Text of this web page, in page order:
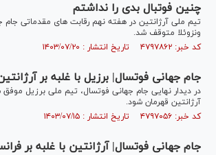
چنین فوتبال بدی را نداشتم
ونزوئلا متوقف شد.
کد خبر: ۴۷۹۷۸۶۲ تاریخ انتشار : ۱۴۰۳/۰۷/۲۰
جام جهانی فوتسال| برزیل با غلبه بر
در دیدار نهایی جام جهانی فوتسال، تیم ملی برزیل موفق
آرژانتین قهرمان شود.
کد خبر: ۴۷۹۷۰۵۶ تاریخ انتشار : ۱۴۰۳/۰۷/۱۵
جام جهانی فوتسال| آرژانتین با غلبه بر